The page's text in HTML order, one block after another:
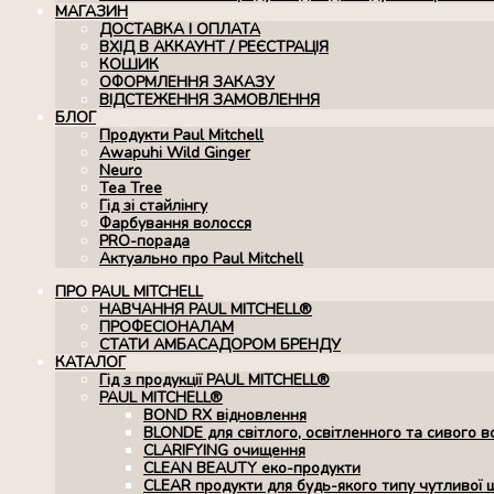
МАГАЗИН
ДОСТАВКА І ОПЛАТА
ВХІД В АККАУНТ / РЕЄСТРАЦІЯ
КОШИК
ОФОРМЛЕННЯ ЗАКАЗУ
ВІДСТЕЖЕННЯ ЗАМОВЛЕННЯ
БЛОГ
Продукти Paul Mitchell
Awapuhi Wild Ginger
Neuro
Tea Tree
Гід зі стайлінгу
Фарбування волосся
PRO-порада
Актуально про Paul Mitchell
ПРО PAUL MITCHELL
НАВЧАННЯ PAUL MITCHELL®
ПРОФЕСІОНАЛАМ
СТАТИ АМБАСАДОРОМ БРЕНДУ
КАТАЛОГ
Гід з продукції PAUL MITCHELL®
PAUL MITCHELL®
BOND RX вiдновлення
BLONDE для світлого, освітленного та сивого
CLARIFYING очищення
CLEAN BEAUTY еко-продукти
CLEAR продукти для будь-якого типу чутливої